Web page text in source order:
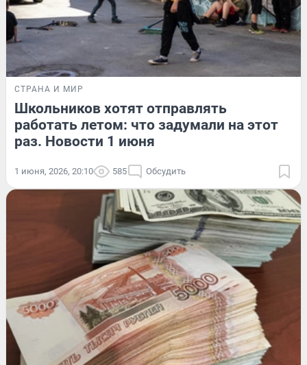
СТРАНА И МИР
Школьников хотят отправлять
работать летом: что задумали на этот
раз. Новости 1 июня
1 июня, 2026, 20:10 585 Обсудить